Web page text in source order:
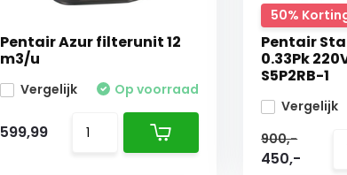
Pentair Azur filterunit 12
m3/u
Vergelijk Op voorraad
599,99
50%
Pentair
0.33Pk
S5P2RB-1
Vergelijk
900,-
450,-